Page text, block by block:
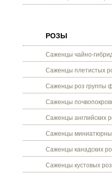
РОЗЫ
Саженцы чайно-
Саженцы плетистых
Саженцы роз группы
Саженцы
Саженцы английских
Саженцы
Саженцы канадских
Саженцы кустовых